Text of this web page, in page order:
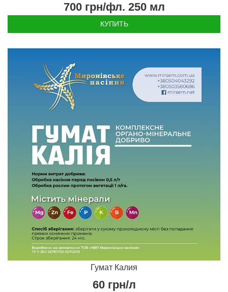
700 грн/фл. 250 мл
КУПИТЬ
Гумат Калия
60 грн/л